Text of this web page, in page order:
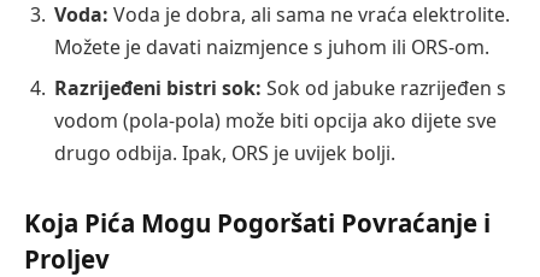
Voda: Voda je dobra, ali sama ne vraća elektrolite.
Možete je davati naizmjence s juhom ili ORS-om.
Razrijeđeni bistri sok: Sok od jabuke razrijeđen s
vodom (pola-pola) može biti opcija ako dijete sve
drugo odbija. Ipak, ORS je uvijek bolji.
Koja Pića Mogu Pogoršati Povraćanje i
Proljev